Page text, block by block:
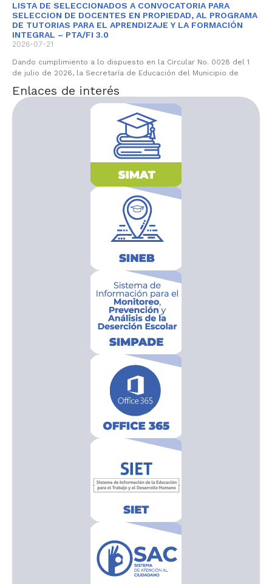
LISTA DE SELECCIONADOS A CONVOCATORIA PARA
SELECCION DE DOCENTES EN PROPIEDAD, AL PROGRAMA
DE TUTORIAS PARA EL APRENDIZAJE Y LA FORMACIÓN
INTEGRAL – PTA/FI 3.0
2026-07-21
Dando cumplimiento a lo dispuesto en la Circular No. 0028 del 1
de julio de 2026, la Secretaría de Educación del Municipio de
Enlaces de interés